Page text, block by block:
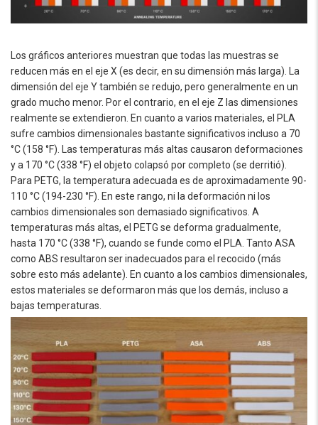
Los gráficos anteriores muestran que todas las muestras se
reducen más en el eje X (es decir, en su dimensión más larga). La
dimensión del eje Y también se redujo, pero generalmente en un
grado mucho menor. Por el contrario, en el eje Z las dimensiones
realmente se extendieron. En cuanto a varios materiales, el PLA
sufre cambios dimensionales bastante significativos incluso a 70
°C (158 °F). Las temperaturas más altas causaron deformaciones
y a 170 °C (338 °F) el objeto colapsó por completo (se derritió).
Para PETG, la temperatura adecuada es de aproximadamente 90-
110 °C (194-230 °F). En este rango, ni la deformación ni los
cambios dimensionales son demasiado significativos. A
temperaturas más altas, el PETG se deforma gradualmente,
hasta 170 °C (338 °F), cuando se funde como el PLA. Tanto ASA
como ABS resultaron ser inadecuados para el recocido (más
sobre esto más adelante). En cuanto a los cambios dimensionales,
estos materiales se deformaron más que los demás, incluso a
bajas temperaturas.